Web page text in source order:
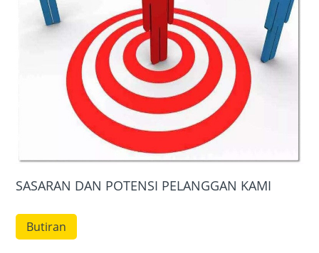
SASARAN DAN POTENSI PELANGGAN KAMI
Butiran